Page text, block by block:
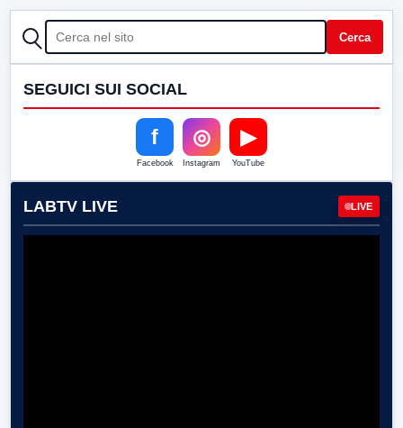
CERCA Cerca
SEGUICI SUI SOCIAL
f
Facebook
◎
Instagram
▶
YouTube
LABTV LIVE LIVE